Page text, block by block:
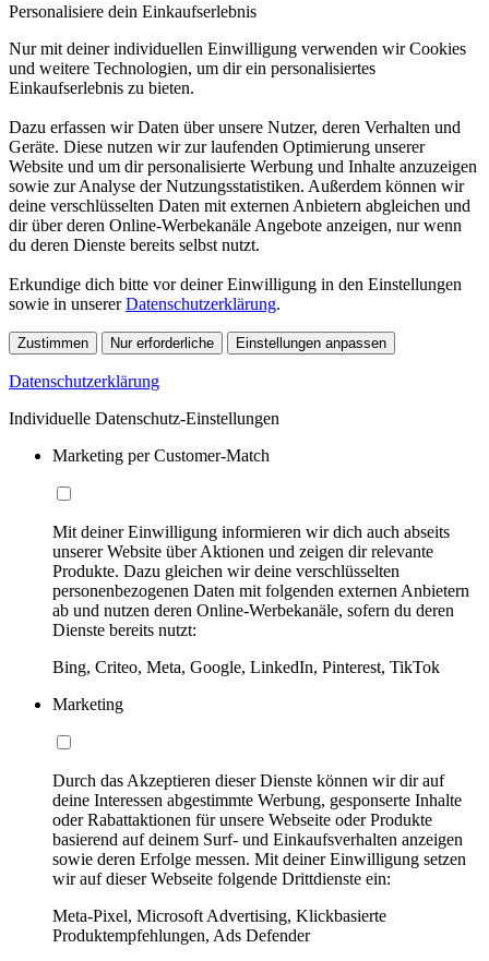
Personalisiere dein Einkaufserlebnis
Nur mit deiner individuellen Einwilligung verwenden wir Cookies
und weitere Technologien, um dir ein personalisiertes
Einkaufserlebnis zu bieten.
Dazu erfassen wir Daten über unsere Nutzer, deren Verhalten und
Geräte. Diese nutzen wir zur laufenden Optimierung unserer
Website und um dir personalisierte Werbung und Inhalte anzuzeigen
sowie zur Analyse der Nutzungsstatistiken. Außerdem können wir
deine verschlüsselten Daten mit externen Anbietern abgleichen und
dir über deren Online-Werbekanäle Angebote anzeigen, nur wenn
du deren Dienste bereits selbst nutzt.
Erkundige dich bitte vor deiner Einwilligung in den Einstellungen
sowie in unsererDatenschutzerklärung.
Zustimmen Nur erforderliche Einstellungen anpassen
Datenschutzerklärung
Individuelle Datenschutz-Einstellungen
Marketing per Customer-Match
Mit deiner Einwilligung informieren wir dich auch abseits
unserer Website über Aktionen und zeigen dir relevante
Produkte. Dazu gleichen wir deine verschlüsselten
personenbezogenen Daten mit folgenden externen Anbietern
ab und nutzen deren Online-Werbekanäle, sofern du deren
Dienste bereits nutzt:
Bing, Criteo, Meta, Google, LinkedIn, Pinterest, TikTok
Marketing
Durch das Akzeptieren dieser Dienste können wir dir auf
deine Interessen abgestimmte Werbung, gesponserte Inhalte
oder Rabattaktionen für unsere Webseite oder Produkte
basierend auf deinem Surf- und Einkaufsverhalten anzeigen
sowie deren Erfolge messen. Mit deiner Einwilligung setzen
wir auf dieser Webseite folgende Drittdienste ein:
Meta-Pixel, Microsoft Advertising, Klickbasierte
Produktempfehlungen, Ads Defender